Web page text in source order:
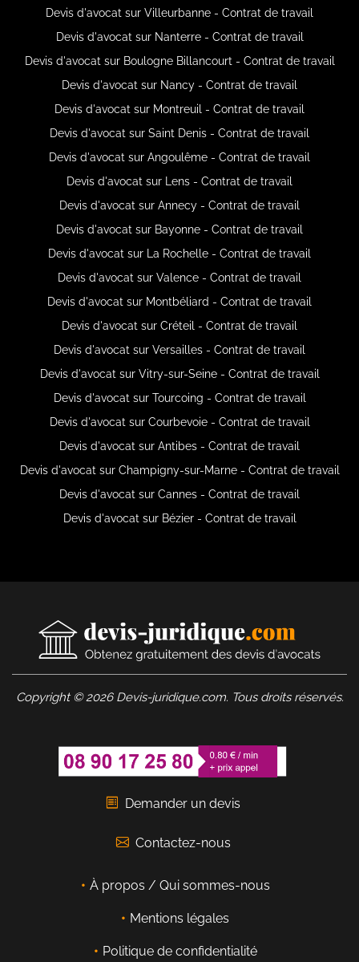
Devis d'avocat sur Villeurbanne - Contrat de travail
Devis d'avocat sur Nanterre - Contrat de travail
Devis d'avocat sur Boulogne Billancourt - Contrat de travail
Devis d'avocat sur Nancy - Contrat de travail
Devis d'avocat sur Montreuil - Contrat de travail
Devis d'avocat sur Saint Denis - Contrat de travail
Devis d'avocat sur Angoulême - Contrat de travail
Devis d'avocat sur Lens - Contrat de travail
Devis d'avocat sur Annecy - Contrat de travail
Devis d'avocat sur Bayonne - Contrat de travail
Devis d'avocat sur La Rochelle - Contrat de travail
Devis d'avocat sur Valence - Contrat de travail
Devis d'avocat sur Montbéliard - Contrat de travail
Devis d'avocat sur Créteil - Contrat de travail
Devis d'avocat sur Versailles - Contrat de travail
Devis d'avocat sur Vitry-sur-Seine - Contrat de travail
Devis d'avocat sur Tourcoing - Contrat de travail
Devis d'avocat sur Courbevoie - Contrat de travail
Devis d'avocat sur Antibes - Contrat de travail
Devis d'avocat sur Champigny-sur-Marne - Contrat de travail
Devis d'avocat sur Cannes - Contrat de travail
Devis d'avocat sur Bézier - Contrat de travail
Copyright © 2026 Devis-juridique.com. Tous droits réservés.
Demander un devis
Contactez-nous
À propos / Qui sommes-nous
Mentions légales
Politique de confidentialité